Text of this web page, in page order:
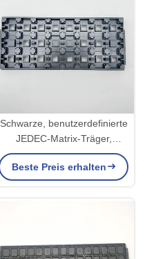
Schwarze, benutzerdefinierte
JEDEC-Matrix-Träger,
Warpage weniger als 0,76
mm Halbleiterverpackung
Beste Preis erhalten